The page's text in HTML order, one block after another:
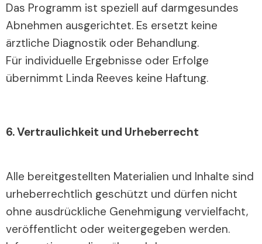
Das Programm ist speziell auf darmgesundes
Abnehmen ausgerichtet. Es ersetzt keine
ärztliche Diagnostik oder Behandlung.
Für individuelle Ergebnisse oder Erfolge
übernimmt Linda Reeves keine Haftung.
6. Vertraulichkeit und Urheberrecht
Alle bereitgestellten Materialien und Inhalte sind
urheberrechtlich geschützt und dürfen nicht
ohne ausdrückliche Genehmigung vervielfacht,
veröffentlicht oder weitergegeben werden.